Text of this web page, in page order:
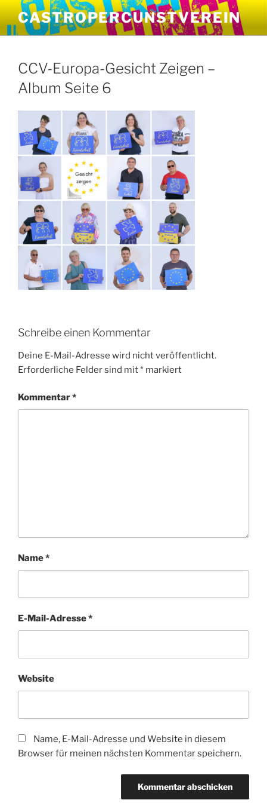
Inhalt
springen
CASTROPERCUNSTVEREIN
CCV-Europa-Gesicht Zeigen –
Album Seite 6
Schreibe einen Kommentar
Deine E-Mail-Adresse wird nicht veröffentlicht.
Erforderliche Felder sind mit* markiert
Kommentar*
Name*
E-Mail-Adresse*
Website
Name, E-Mail-Adresse und Website in diesem
Browser für meinen nächsten Kommentar speichern.